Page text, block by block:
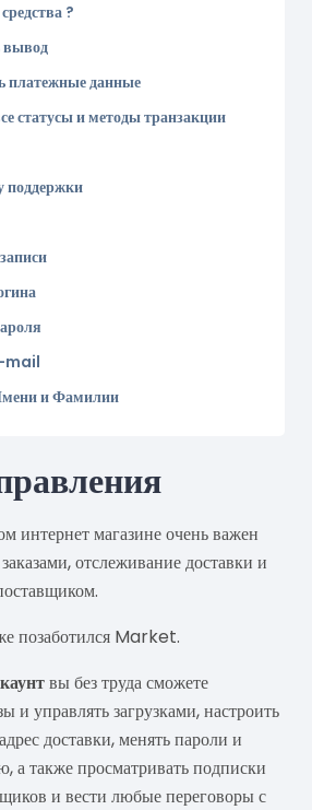
?
вывод
платежные данные
статусы и методы транзакции
поддержки
mail
и Фамилии
интернет магазине очень важен
отслеживание доставки и
позаботился Market.
вы без труда сможете
и управлять загрузками, настроить
доставки, менять пароли и
а также просматривать подписки
и вести любые переговоры с